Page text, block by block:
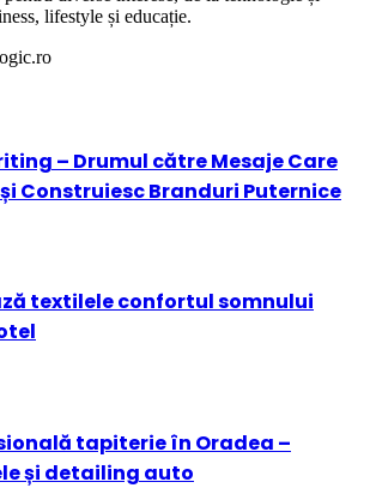
lifestyle și educație.
– Drumul către Mesaje Care
Construiesc Branduri Puternice
textilele confortul somnului
tapiterie în Oradea –
și detailing auto